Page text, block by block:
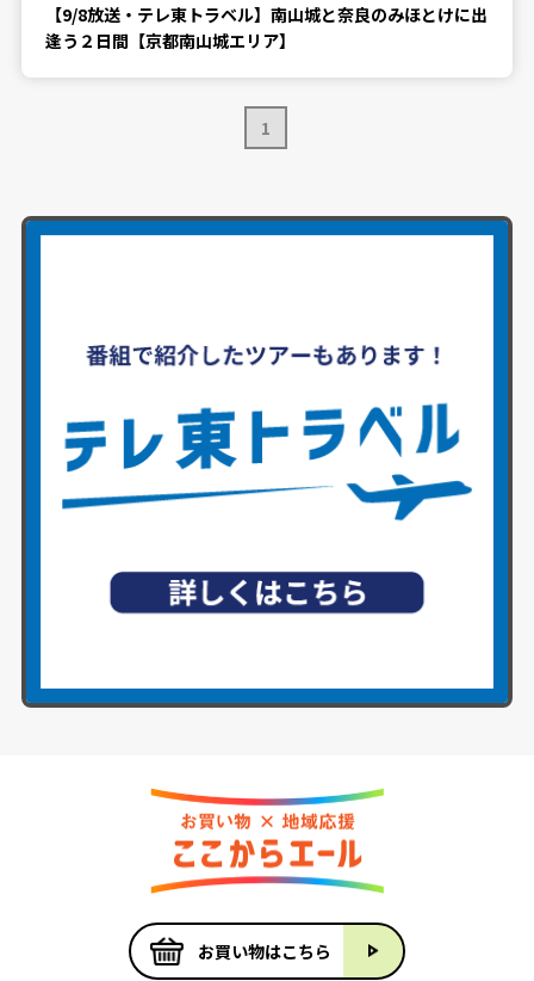
【9/8放送・テレ東トラベル】南山城と奈良のみほとけに出
逢う２日間【京都南山城エリア】
1
お買い物はこちら